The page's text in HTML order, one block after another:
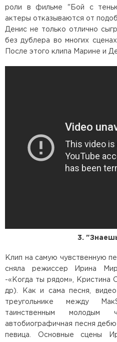
роли в фильме "Бой с
актеры отказываются от
Денис не только отлично
без дублера во многих
После этого клипа Марине и
3.
Клип на самую чувственную
сняла режиссер Ирина
-«Когда ты рядом», Кристина
др). Как и сама песня,
треугольнике между
таинственным молодым
автобиографичная песня
певица. Основные сцены